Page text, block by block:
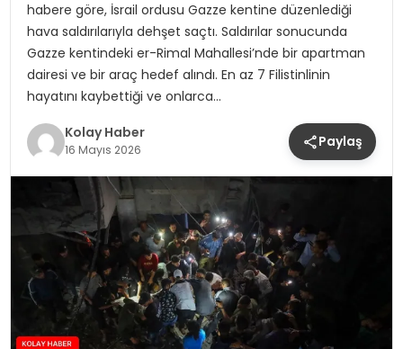
habere göre, İsrail ordusu Gazze kentine düzenlediği
hava saldırılarıyla dehşet saçtı. Saldırılar sonucunda
Gazze kentindeki er-Rimal Mahallesi’nde bir apartman
dairesi ve bir araç hedef alındı. En az 7 Filistinlinin
hayatını kaybettiği ve onlarca…
Kolay Haber
16 Mayıs 2026 Paylaş